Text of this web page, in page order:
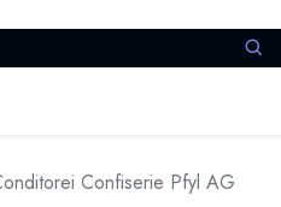
Confiserie Pfyl AG